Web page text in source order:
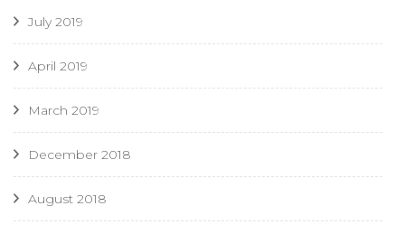
July 2019
April 2019
March 2019
December 2018
August 2018